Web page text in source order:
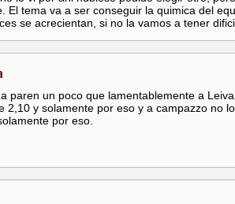
El tema va a ser conseguir la quimica del
se acrecientan, si no la vamos a tener
paren un poco que lamentablemente a
2,10 y solamente por eso y a campazzo no
por eso.